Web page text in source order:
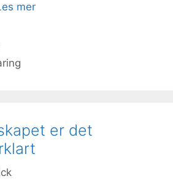
mer
er det